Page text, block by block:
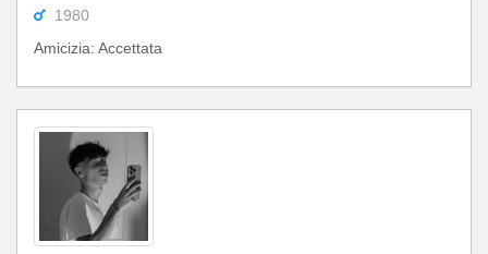
1980
Amicizia: Accettata